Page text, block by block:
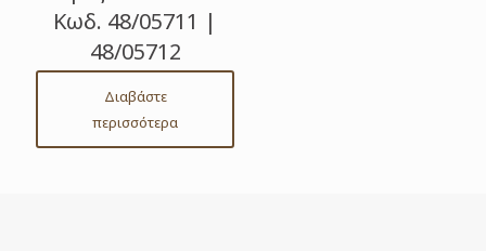
Κωδ. 48/05711 |
48/05712
Διαβάστε
περισσότερα